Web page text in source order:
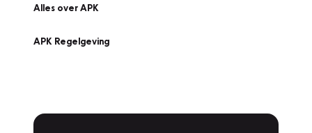
Alles over APK
APK Regelgeving